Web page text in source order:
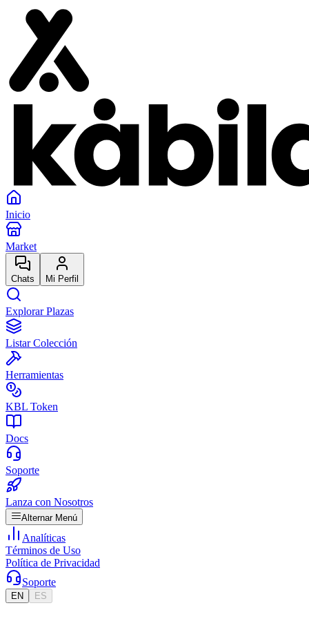
Inicio
Market
Chats Mi Perfil
Explorar Plazas
Listar Colección
Herramientas
KBL Token
Docs
Soporte
Lanza con Nosotros
Alternar Menú
Analíticas
Términos de Uso
Política de Privacidad
Soporte
EN ES